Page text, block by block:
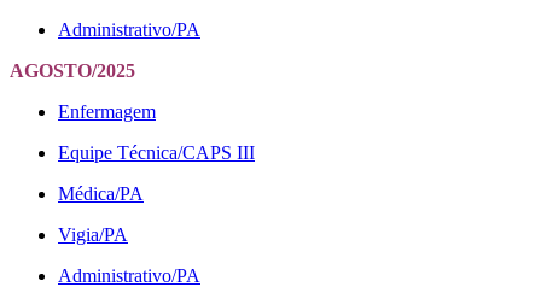
Administrativo/PA
AGOSTO/2025
Enfermagem
Equipe Técnica/CAPS III
Médica/PA
Vigia/PA
Administrativo/PA